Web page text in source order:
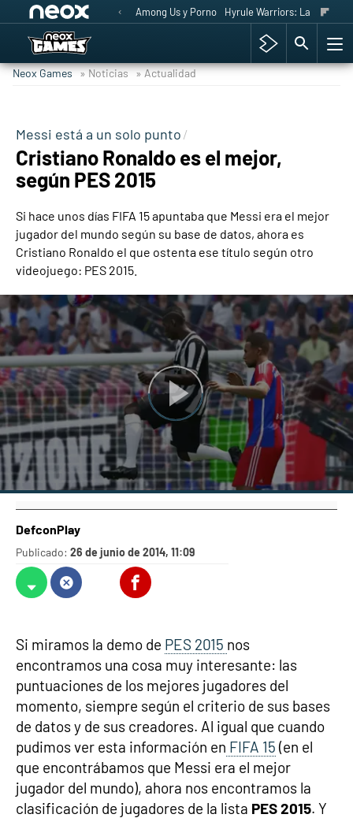
Among Us y Porno Hyrule Warriors: La Era del
Neox Games » Noticias » Actualidad
Messi está a un solo punto
Cristiano Ronaldo es el mejor,
según PES 2015
Si hace unos días FIFA 15 apuntaba que Messi era el mejor
jugador del mundo según su base de datos, ahora es
Cristiano Ronaldo el que ostenta ese título según otro
videojuego: PES 2015.
-
DefconPlay
Publicado: 26 de junio de 2014, 11:09
WhatsappFacebook Flipboard
Si miramos la demo de PES 2015 nos
encontramos una cosa muy interesante: las
puntuaciones de los mejores jugadores del
momento, siempre según el criterio de sus bases
de datos y de sus creadores. Al igual que cuando
pudimos ver esta información en FIFA 15 (en el
que encontrábamos que Messi era el mejor
jugador del mundo), ahora nos encontramos la
clasificación de jugadores de la lista PES 2015. Y